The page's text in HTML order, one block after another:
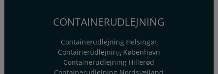
CONTAINERUDLEJNING
Containerudlejning Helsingør
Containerudlejning København
Containerudlejning Hillerød